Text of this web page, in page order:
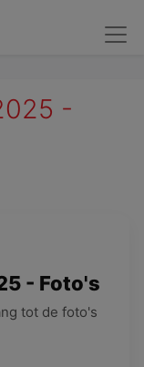
-
- Foto's
tot de foto's